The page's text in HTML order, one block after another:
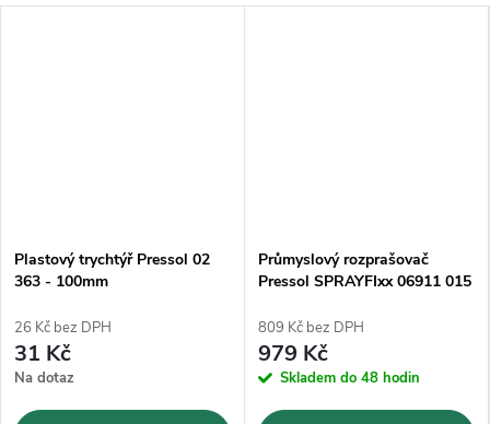
Plastový trychtýř Pressol 02
363 - 100mm
26 Kč bez DPH
31 Kč
Na dotaz
Průmyslový rozprašovač
Pressol SPRAYFIxx 06911 015
809 Kč bez DPH
979 Kč
Skladem do 48 hodin